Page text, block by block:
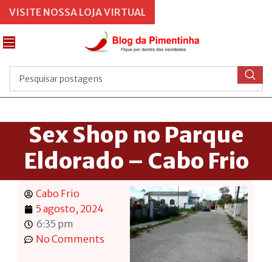
Sex Shop no Parque
Eldorado – Cabo Frio
Cabo Frio
5 agosto, 2024
6:35 pm
No Comments
VISITE NOSSA LOJA VIRTUAL